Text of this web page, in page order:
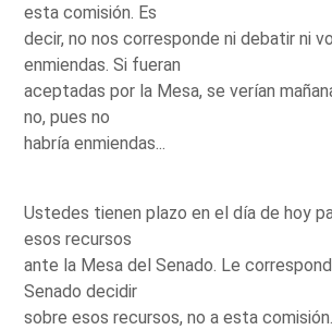
esta comisión. Es
decir, no nos corresponde ni debatir ni
enmiendas. Si fueran
aceptadas por la Mesa, se verían
no, pues no
habría enmiendas...
Ustedes tienen plazo en el día de hoy
esos recursos
ante la Mesa del Senado. Le
Senado decidir
sobre esos recursos, no a esta